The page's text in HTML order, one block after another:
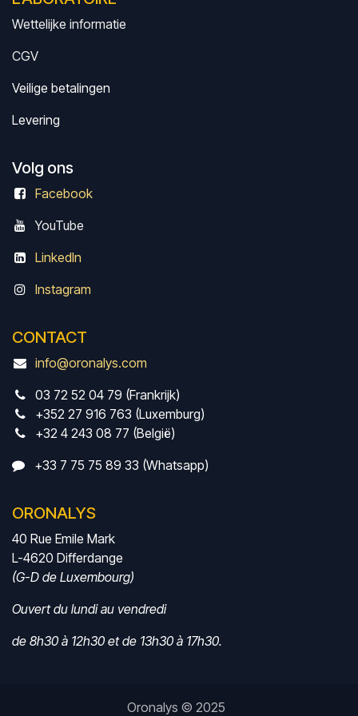
Wettelijke informatie
CGV
Veilige betalingen
Levering
Volg ons
Facebook
YouTube
LinkedIn
Instagram
CONTACT
info@oronalys.com
03 72 52 04 79 (Frankrijk)
+352 27 916 763 (Luxemburg)
+32 4 243 08 77 (België)
+33 7 75 75 89 33 (Whatsapp)
ORONALYS
40 Rue Emile Mark
L-4620 Differdange
(G-D de Luxembourg)
Ouvert du lundi au vendredi
de 8h30 à 12h30 et de 13h30 à 17h30.
Oronalys © 2025